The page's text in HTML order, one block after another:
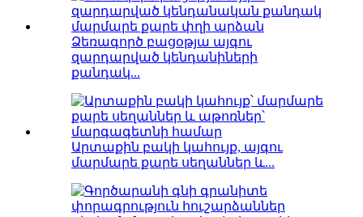
Ձեռագործ բացօթյա այգու
զարդարված կենդանիների
քանդակ...
Արտաքին բակի կահույք, այգու
մարմարե քարե սեղաններ և...